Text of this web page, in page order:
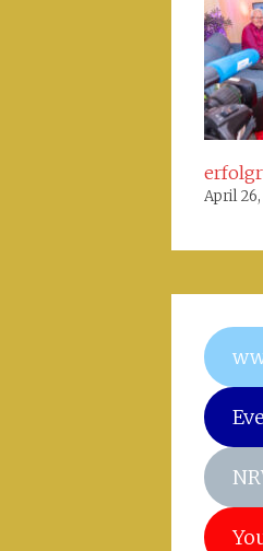
April